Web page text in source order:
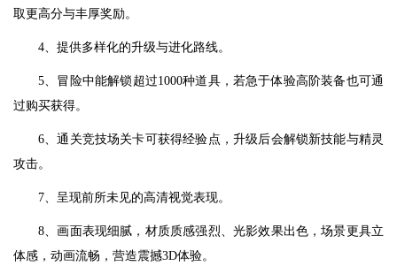
取更高分与丰厚奖励。
4、提供多样化的升级与进化路线。
5、冒险中能解锁超过1000种道具，若急于体验高阶装备也可通
过购买获得。
6、通关竞技场关卡可获得经验点，升级后会解锁新技能与精灵
攻击。
7、呈现前所未见的高清视觉表现。
8、画面表现细腻，材质质感强烈、光影效果出色，场景更具立
体感，动画流畅，营造震撼3D体验。